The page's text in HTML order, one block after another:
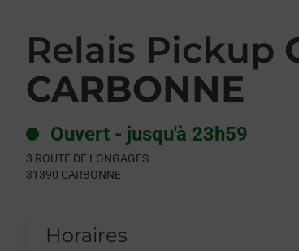
Relais Pickup
CARBONNE
Ouvert - jusqu'à 23h59
3 ROUTE DE LONGAGES
31390 CARBONNE
Horaires